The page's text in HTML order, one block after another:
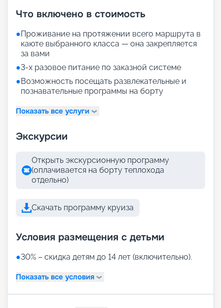
Что включено в стоимость
●Проживание на протяжении всего маршрута в
каюте выбранного класса — она закрепляется
за вами
●3-х разовое питание по заказной системе
●Возможность посещать развлекательные и
познавательные программы на борту
Показать все услуги
Экскурсии
Открыть экскурсионную программу
(оплачивается на борту теплохода
отдельно)
Скачать программу круиза
Условия размещения с детьми
●30% – скидка детям до 14 лет (включительно).
Показать все условия